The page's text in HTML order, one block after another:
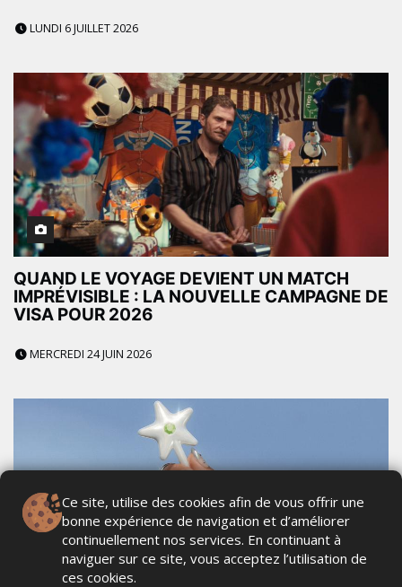
LUNDI 6 JUILLET 2026
QUAND LE VOYAGE DEVIENT UN MATCH
IMPRÉVISIBLE : LA NOUVELLE CAMPAGNE DE
VISA POUR 2026
MERCREDI 24 JUIN 2026
Ce site, utilise des cookies afin de vous offrir une
bonne expérience de navigation et d’améliorer
continuellement nos services. En continuant à
naviguer sur ce site, vous acceptez l’utilisation de
ces cookies.